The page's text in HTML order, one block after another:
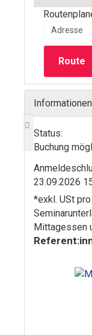
Route
Informationen
Status:
Buchung
23.09.2026
*exkl. USt
Mittagessen